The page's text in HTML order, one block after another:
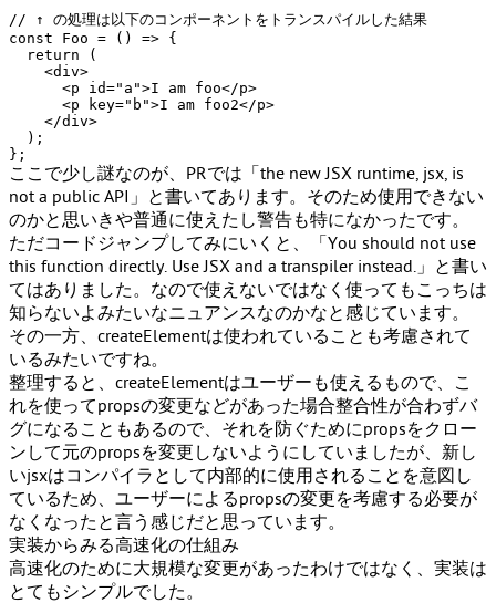
// ↑ の処理は以下のコンポーネントをトランスパイルした結果
const
Foo = ( ) => {
return (
<div>
<p id="a">I am foo</p>
<p key="b">I am foo2</p>
</div>
  );
ここで少し謎なのが、PRでは「the new JSX runtime, jsx, is
not a public API」と書いてあります。そのため使用できない
のかと思いきや普通に使えたし警告も特になかったです。
ただコードジャンプしてみにいくと、「You should not use
this function directly. Use JSX and a transpiler instead.」と書い
てはありました。なので使えないではなく 使ってもこっちは
知らないよみたいなニュアンスなのかなと感じています。
その一方、 createElementは使われていることも考慮されて
いるみたいですね。
整理すると、createElementはユーザーも使えるもので、こ
れを使ってpropsの変更などがあった場合整合性が合わずバ
グになることもあるので、それを防ぐためにpropsをクロー
ンして元のpropsを変更しないようにしていましたが、新し
いjsxはコンパイラとして内部的に使用されることを意図し
ているため、ユーザーによるpropsの変更を考慮する必要が
なくなったと言う感じだと思っています。
実装からみる高速化の仕組み
高速化のために大規模な変更があったわけではなく、実装は
とてもシンプルでした。